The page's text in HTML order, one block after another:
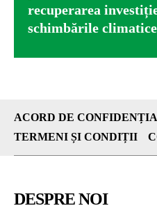
recuperarea
schimbările climatice
ACORD DE
TERMENI ȘI CONDIȚII
DESPRE NOI